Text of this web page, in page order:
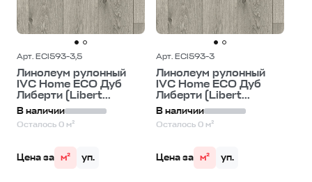
Арт. ECI593-3,5
Линолеум рулонный
IVC Home ECO Дуб
Либерти (Libert...
В наличии
Осталось 0 м²
Цена за м² уп.
Арт. ECI593-3
Линолеум рулонный
IVC Home ECO Дуб
Либерти (Libert...
В наличии
Осталось 0 м²
Цена за м² уп.